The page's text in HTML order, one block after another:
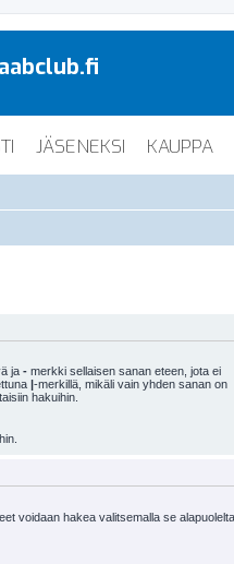
JÄSENEKSI KAUPPA
ja - merkki sellaisen sanan eteen, jota ei
|-merkillä, mikäli vain yhden sanan on
hakuihin.
voidaan hakea valitsemalla se alapuolelta.